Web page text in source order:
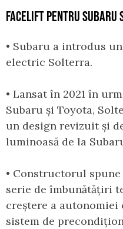
FACELIFT PENTRU SUBARU
• Subaru a introdus
electric Solterra.
• Lansat în 2021 în
Subaru și Toyota,
un design revizuit și
luminoasă de la
• Constructorul
serie de îmbunătățiri
creștere a
sistem de